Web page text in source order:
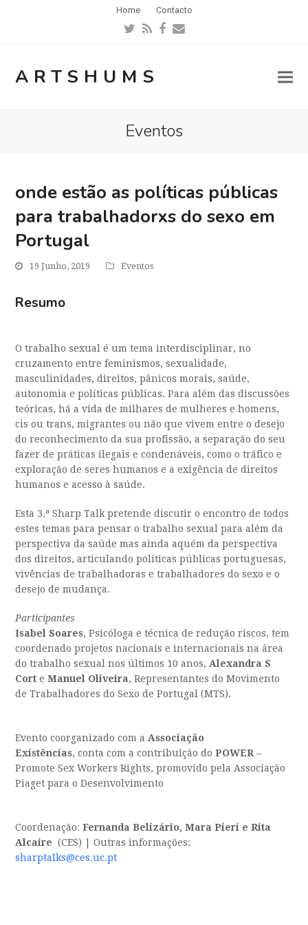
Home Contacto
Twitter
RSSFacebook
Email
ARTSHUMS
Eventos
onde estão as políticas públicas
para trabalhadorxs do sexo em
Portugal
19 Junho, 2019 Eventos
Resumo
O trabalho sexual é um tema interdisciplinar, no
cruzamento entre feminismos, sexualidade,
masculinidades, direitos, pânicos morais, saúde,
autonomia e políticas públicas. Para além das discussões
teóricas, há a vida de milhares de mulheres e homens,
cis ou trans, migrantes ou não que vivem entre o desejo
do reconhecimento da sua profissão, a separação do seu
fazer de práticas ilegais e condenáveis, como o tráfico e
exploração de seres humanos e a exigência de direitos
humanos e acesso à saúde.
Esta 3.ª Sharp Talk pretende discutir o encontro de todos
estes temas para pensar o trabalho sexual para além da
perspectiva da saúde mas ainda aquém da perspectiva
dos direitos, articulando políticas públicas portuguesas,
vivências de trabalhadoras e trabalhadores do sexo e o
desejo de mudança.
Participantes
Isabel Soares, Psicóloga e técnica de redução riscos, tem
coordenado projetos nacionais e internacionais na área
do trabalho sexual nos últimos 10 anos,Alexandra S
Cort eManuel Oliveira, Representantes do Movimento
de Trabalhadores do Sexo de Portugal (MTS).
Evento coorganizado com aAssociação
Existências, conta com a contribuição doPOWER–
Promote Sex Workers Rights, promovido pela Associação
Piaget para o Desenvolvimento
Coordenação:Fernanda Belizário, Mara Pieri e Rita
Alcaire (CES) | Outras informações:
sharptalks@ces.uc.pt